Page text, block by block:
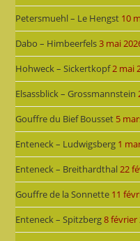
Petersmuehl – Le Hengst 10
Dabo – Himbeerfels3 mai
Hohweck – Sickertkopf2 mai
Elsassblick – Grossmannstein
Gouffre du Bief Bousset 5
Enteneck – Ludwigsberg 1
Enteneck – Breithardthal 22
Gouffre de la Sonnette 11
Enteneck – Spitzberg8 février